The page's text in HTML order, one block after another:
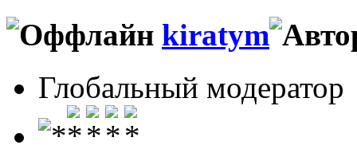
kiratym
Глобальный модератор